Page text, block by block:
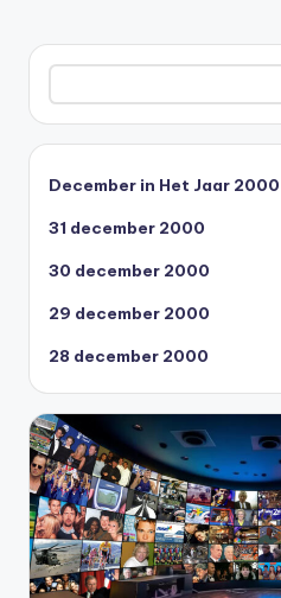
Zoeken
December in Het Jaar 2000
31 december 2000
30 december 2000
29 december 2000
28 december 2000